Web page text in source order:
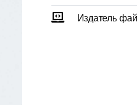
Издатель